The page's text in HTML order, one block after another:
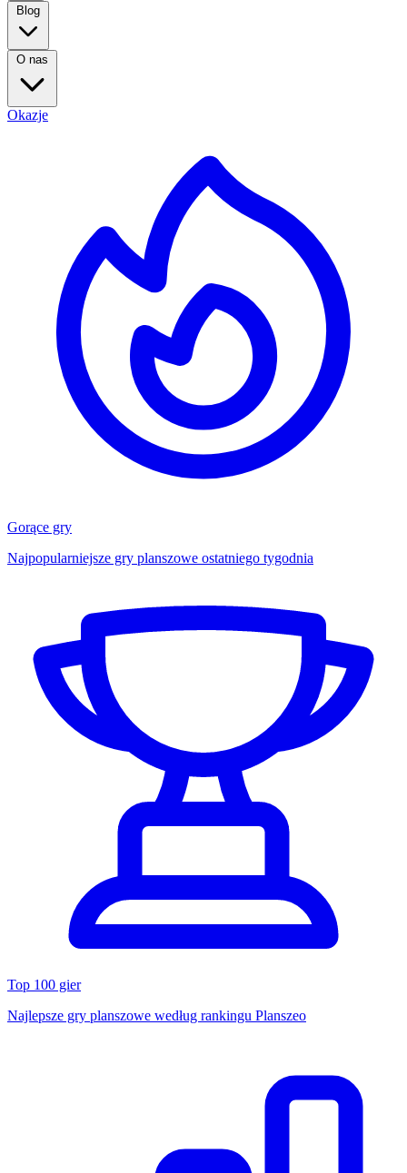
Blog
O nas
Okazje
Gorące gry
Najpopularniejsze gry planszowe ostatniego tygodnia
Top 100 gier
Najlepsze gry planszowe według rankingu Planszeo